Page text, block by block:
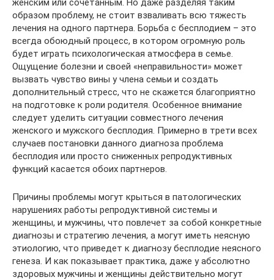
женским или сочетанным. Но даже разделяя таким
образом проблему, не стоит взваливать всю тяжесть
лечения на одного партнера. Борьба с бесплодием – это
всегда обоюдный процесс, в котором огромную роль
будет играть психологическая атмосфера в семье.
Ощущение болезни и своей «неправильности» может
вызвать чувство вины у члена семьи и создать
дополнительный стресс, что не скажется благоприятно
на подготовке к роли родителя. Особенное внимание
следует уделить ситуации совместного лечения
женского и мужского бесплодия. Примерно в трети всех
случаев постановки данного диагноза проблема
бесплодия или просто сниженных репродуктивных
функций касается обоих партнеров.
Причины проблемы могут крыться в патологических
нарушениях работы репродуктивной системы и
женщины, и мужчины, что повлечет за собой конкретные
диагнозы и стратегию лечения, а могут иметь неясную
этиологию, что приведет к диагнозу бесплодие неясного
генеза. И как показывает практика, даже у абсолютно
здоровых мужчины и женщины действительно могут